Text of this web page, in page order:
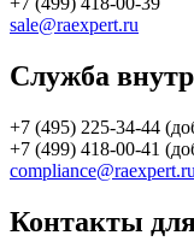
sale@raexpert.ru
Служба
+7 (495) 225-34-44
+7 (499) 418-00-41
compliance@raexpert.ru
Контакты